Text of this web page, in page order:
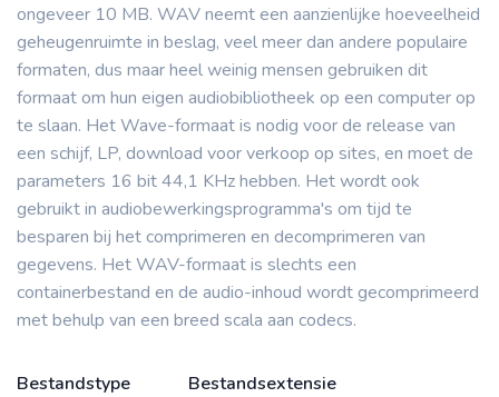
ongeveer 10 MB. WAV neemt een aanzienlijke hoeveelheid
geheugenruimte in beslag, veel meer dan andere populaire
formaten, dus maar heel weinig mensen gebruiken dit
formaat om hun eigen audiobibliotheek op een computer op
te slaan. Het Wave-formaat is nodig voor de release van
een schijf, LP, download voor verkoop op sites, en moet de
parameters 16 bit 44,1 KHz hebben. Het wordt ook
gebruikt in audiobewerkingsprogramma's om tijd te
besparen bij het comprimeren en decomprimeren van
gegevens. Het WAV-formaat is slechts een
containerbestand en de audio-inhoud wordt gecomprimeerd
met behulp van een breed scala aan codecs.
Bestandstype
Bestandsextensie